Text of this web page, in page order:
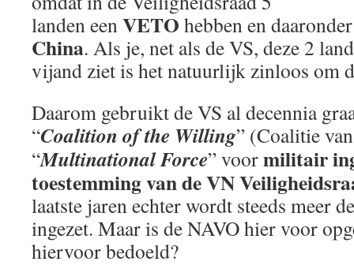
landen eenVETO hebben en
China. Als je, net als de VS, deze 2
vijand ziet is het natuurlijk zinloos om
Daarom gebruikt de VS al decennia
“Coalition of the Willing” (Coalitie
“Multinational Force” voormilitair
toestemming van de VN
laatste jaren echter wordt steeds meer
ingezet. Maar is de NAVO hier voor
hiervoor bedoeld?